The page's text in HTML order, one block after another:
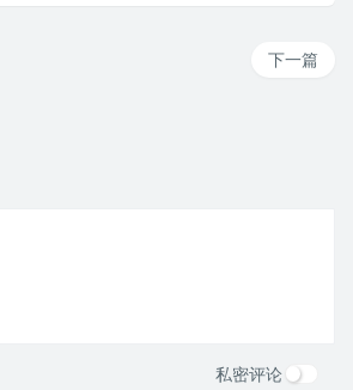
下一篇
私密评论